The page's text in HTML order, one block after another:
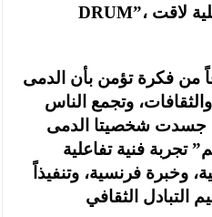
DRUM”، وسط أجواء احتفالية تفاعلية لاقت
من فكرة تؤمن بأن الدمى
وتجمع الناس
جسدت شخصيتا الدمى
تجربة فنية تفاعلية
وخبرة فرنسية، وتنفيذاً
التبادل الثقافي